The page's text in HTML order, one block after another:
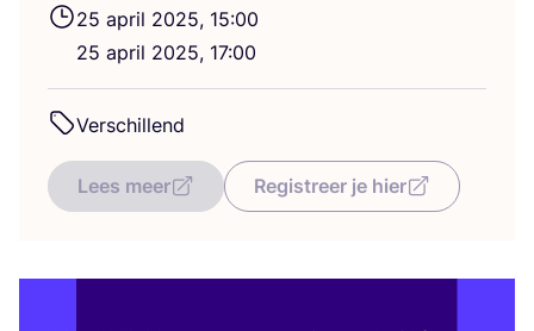
25 april 2025, 15:00
25 april 2025, 17:00
Ver­schil­lend
Lees meer Registreer je hier